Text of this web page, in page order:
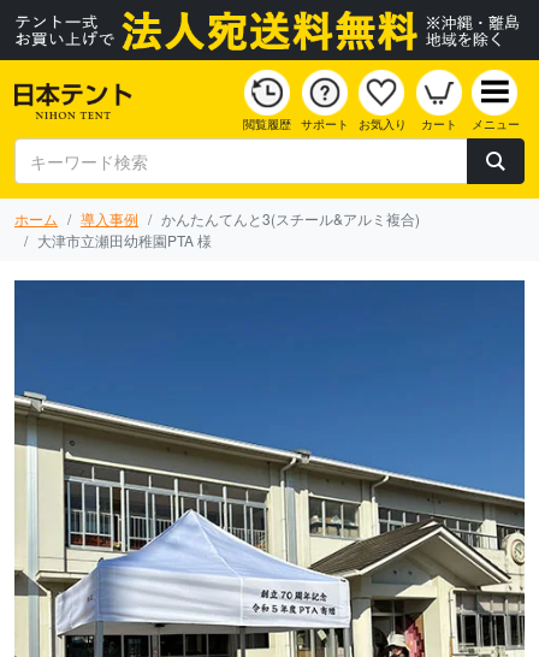
閲覧履歴 サポート お気入り カート メニュー
ホーム 導入事例
かんたんてんと3(スチール&アルミ複合)
大津市立瀬田幼稚園PTA 様